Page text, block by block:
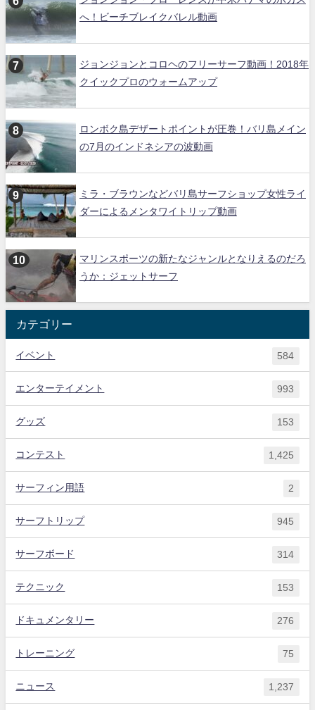
へ！ビーチブレイクバレル動画
ジョンジョンとコロヘのフリーサーフ動画！2018年
クイックプロのウォームアップ
ロンボク島デザートポイントが圧巻！バリ島メイン
の7月のインドネシアの波動画
ミラ・ブラウンなどバリ島サーフショップ女性ライ
ダーによるメンタワイトリップ動画
マリンスポーツの新たなジャンルとなりえるのだろ
うか：ジェットサーフ
カテゴリー
イベント 584
エンターテイメント 993
グッズ 153
コンテスト 1,425
サーフィン用語 2
サーフトリップ 945
サーフボード 314
テクニック 153
ドキュメンタリー 276
トレーニング 75
ニュース 1,237